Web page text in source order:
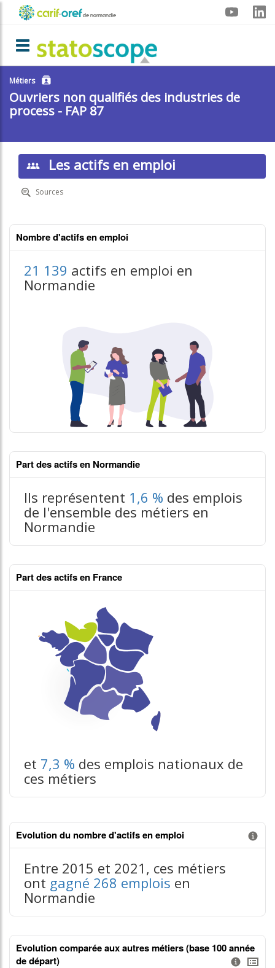
Aller
principal
Menu
carif-
oref
Toggle navigation
Métiers
Ouvriers non qualifiés des industries de
process - FAP 87
Les actifs en emploi
Sources
Nombre d'actifs en emploi
21 139 actifs en emploi en
Normandie
Part des actifs en Normandie
Ils représentent 1,6 % des emplois
de l'ensemble des métiers en
Normandie
Part des actifs en France
et 7,3 % des emplois nationaux de
ces métiers
Evolution du nombre d'actifs en emploi
Entre 2015 et 2021, ces métiers
ont gagné 268 emplois en
Normandie
Evolution comparée aux autres métiers (base 100 année
de départ)